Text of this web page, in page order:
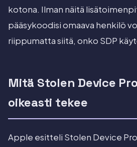
kotona. Ilman näitä
pääsykoodisi omaava henkilö
riippumatta siitä, onko SDP
Mitä Stolen Device
oikeasti tekee
Apple esitteli Stolen Device